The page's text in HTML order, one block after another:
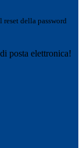
della password
posta elettronica!